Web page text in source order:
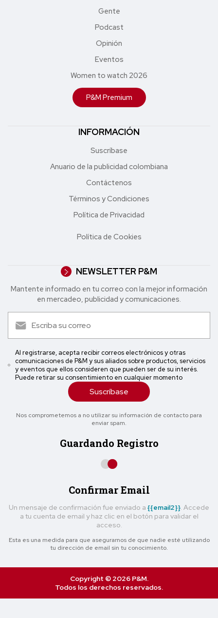
Gente
Podcast
Opinión
Eventos
Women to watch 2026
P&M Premium
INFORMACIÓN
Suscríbase
Anuario de la publicidad colombiana
Contáctenos
Términos y Condiciones
Política de Privacidad
Política de Cookies
NEWSLETTER P&M
Mantente informado en tu correo con la mejor in formación
en mercadeo, publicidad y comunicaciones.
Al registrarse, acepta recibir correos electrónicos y otras
comunicaciones de P&M y sus aliados sobre productos, servicios
y eventos que ellos consideren que pueden ser de su interés.
Puede retirar su consentimiento en cualquier momento
Suscríbase
Nos comprometemos a no utilizar su información de contacto para
enviar spam.
Guardando Registro
Confirmar Email
Un mensaje de confirmación fue enviado a {{email2}} . Accede
a tu cuenta de email y haz clic en el botón para validar el
acceso.
Esta es una medida para que asegurarnos de que nadie esté utilizando
tu dirección de email sin tu conocimiento.
Copyright © 2026 P&M.
Todos los derechos reservados.